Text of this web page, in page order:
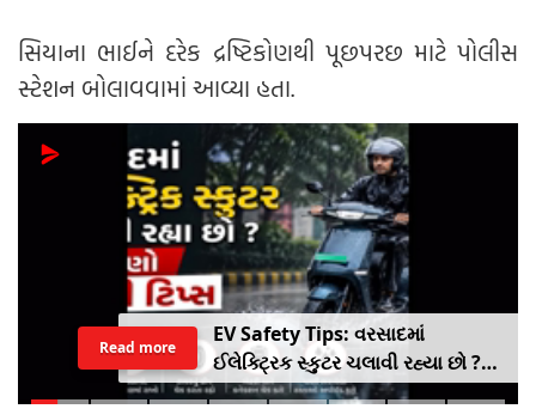
સિયાના ભાઈને દરેક દ્રષ્ટિકોણથી પૂછપરછ માટે પોલીસ
સ્ટેશન બોલાવવામાં આવ્યા હતા.
EV Safety Tips: વરસાદમાં
ઈલેક્ટ્રિક સ્કુટર ચલાવી રહ્યા છો ?
આ નાનકડી ભૂલ પડી શકે છે ભારે ..
Read more